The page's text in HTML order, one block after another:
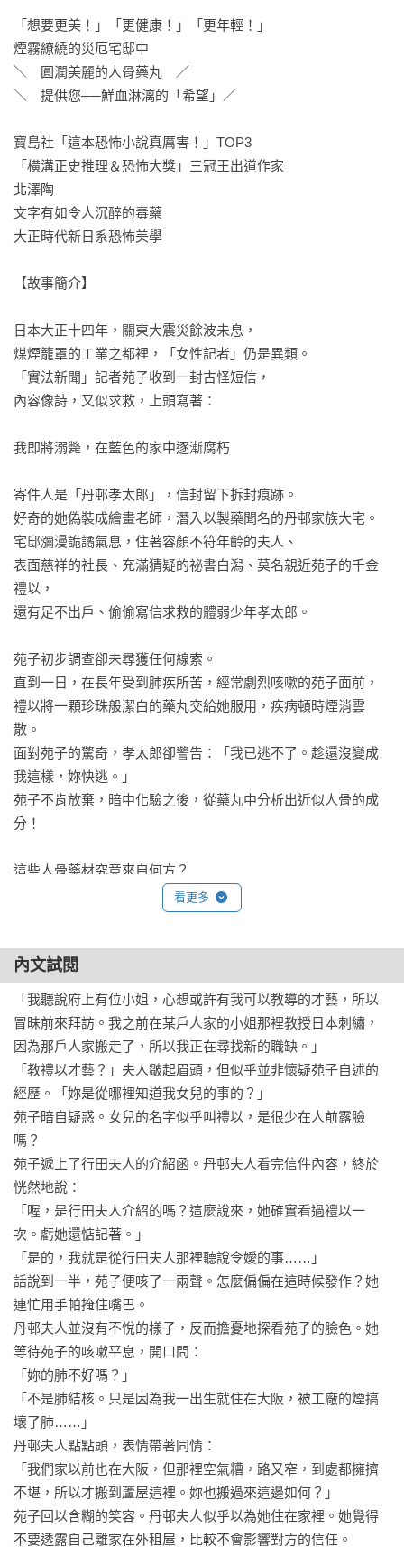
「想要更美！」「更健康！」「更年輕！」
煙霧繚繞的災厄宅邸中
＼　圓潤美麗的人骨藥丸　／
＼　提供您──鮮血淋漓的「希望」／
寶島社「這本恐怖小說真厲害！」TOP3
「橫溝正史推理＆恐怖大獎」三冠王出道作家
北澤陶
文字有如令人沉醉的毒藥
大正時代新日系恐怖美學
【故事簡介】
日本大正十四年，關東大震災餘波未息，
煤煙籠罩的工業之都裡，「女性記者」仍是異類。
「實法新聞」記者苑子收到一封古怪短信，
內容像詩，又似求救，上頭寫著：
我即將溺斃，在藍色的家中逐漸腐朽
寄件人是「丹邨孝太郎」，信封留下拆封痕跡。
好奇的她偽裝成繪畫老師，潛入以製藥聞名的丹邨家族大宅。
宅邸瀰漫詭譎氣息，住著容顏不符年齡的夫人、
表面慈祥的社長、充滿猜疑的祕書白潟、莫名親近苑子的千金
禮以，
還有足不出戶、偷偷寫信求救的體弱少年孝太郎。
苑子初步調查卻未尋獲任何線索。
直到一日，在長年受到肺疾所苦，經常劇烈咳嗽的苑子面前，
禮以將一顆珍珠般潔白的藥丸交給她服用，疾病頓時煙消雲
散。
面對苑子的驚奇，孝太郎卻警告：「我已逃不了。趁還沒變成
我這樣，妳快逃。」
苑子不肯放棄，暗中化驗之後，從藥丸中分析出近似人骨的成
分！
這些人骨藥材究竟來自何方？
走向地獄的大口即將在面前展開！
在無法全身而退的祕密面前──
【日本讀者推薦】
這是神戶與大阪人必讀的一部作品，
能讓人感受到煙霧繚繞的景色，
堪稱哥德式恐怖的名品。
──AMAZON讀者　大音
後半的展開既驚險又充滿駭人的氛圍，
到了尾聲更讓人忍不住「呃啊啊啊！」地幾乎想吐。
……（中略）瀰漫著從腐爛內臟中滲出的血腥味的故事氛圍。
讀的時候，讓人一陣陣發毛。
──AMAZON讀者　雪月花
看更多
內文試閱
「我聽說府上有位小姐，心想或許有我可以教導的才藝，所以
冒昧前來拜訪。我之前在某戶人家的小姐那裡教授日本刺繡，
因為那戶人家搬走了，所以我正在尋找新的職缺。」
「教禮以才藝？」夫人皺起眉頭，但似乎並非懷疑苑子自述的
經歷。「妳是從哪裡知道我女兒的事的？」
苑子暗自疑惑。女兒的名字似乎叫禮以，是很少在人前露臉
嗎？
苑子遞上了行田夫人的介紹函。丹邨夫人看完信件內容，終於
恍然地說：
「喔，是行田夫人介紹的嗎？這麼說來，她確實看過禮以一
次。虧她還惦記著。」
「是的，我就是從行田夫人那裡聽說令嬡的事……」
話說到一半，苑子便咳了一兩聲。怎麼偏偏在這時候發作？她
連忙用手帕掩住嘴巴。
丹邨夫人並沒有不悅的樣子，反而擔憂地探看苑子的臉色。她
等待苑子的咳嗽平息，開口問：
「妳的肺不好嗎？」
「不是肺結核。只是因為我一出生就住在大阪，被工廠的煙搞
壞了肺……」
丹邨夫人點點頭，表情帶著同情：
「我們家以前也在大阪，但那裡空氣糟，路又窄，到處都擁擠
不堪，所以才搬到蘆屋這裡。妳也搬過來這邊如何？」
苑子回以含糊的笑容。丹邨夫人似乎以為她住在家裡。她覺得
不要透露自己離家在外租屋，比較不會影響對方的信任。